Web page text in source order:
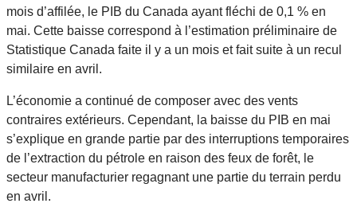
mois d’affilée, le PIB du Canada ayant fléchi de 0,1 % en
mai. Cette baisse correspond à l’estimation préliminaire de
Statistique Canada faite il y a un mois et fait suite à un recul
similaire en avril.
L’économie a continué de composer avec des vents
contraires extérieurs. Cependant, la baisse du PIB en mai
s’explique en grande partie par des interruptions temporaires
de l’extraction du pétrole en raison des feux de forêt, le
secteur manufacturier regagnant une partie du terrain perdu
en avril.